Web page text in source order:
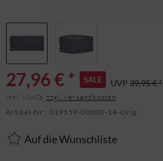
27,96 € * SALE UVP 39,95 € *
inkl. MwSt. zzgl. Versandkosten
Artikel-Nr.: 019559-00000-14-Orig
Auf die Wunschliste